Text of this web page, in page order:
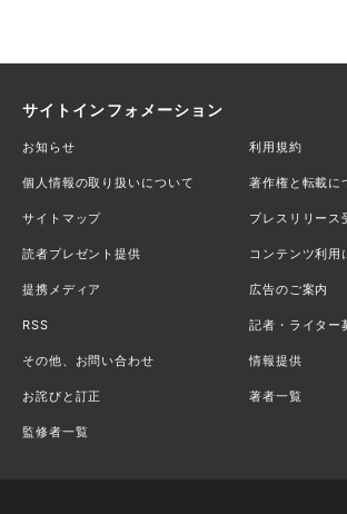
サイトインフォメーション
お知らせ 利用規約
個人情報の取り扱いについて 著作権と転載に
サイトマップ プレスリリース
読者プレゼント提供 コンテンツ利用
提携メディア 広告のご案内
RSS 記者・ライター
その他、お問い合わせ 情報提供
お詫びと訂正 著者一覧
監修者一覧